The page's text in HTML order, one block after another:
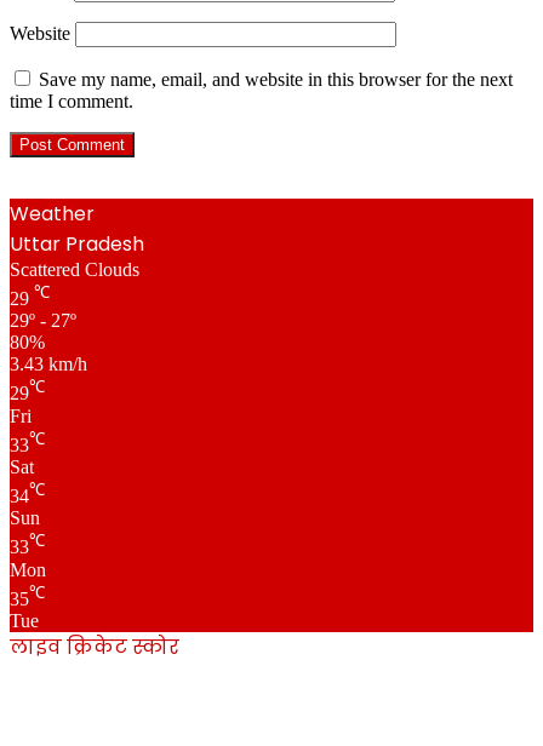
Website
Save my name, email, and website in this browser for the next
time I comment.
Weather
Uttar Pradesh
Scattered Clouds
29 ℃
29º - 27º
80%
3.43 km/h
29℃
Fri
33℃
Sat
34℃
Sun
33℃
Mon
35℃
Tue
लाइव क्रिकेट स्कोर